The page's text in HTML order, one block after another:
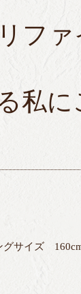
フ
私
グサイズ